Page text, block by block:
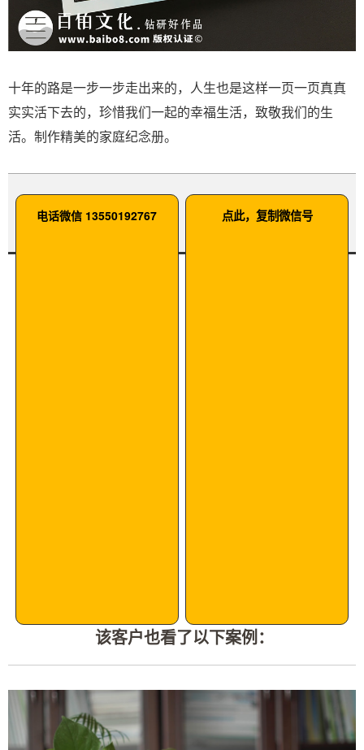
十年的路是一步一步走出来的，人生也是这样一页一页真真
实实活下去的，珍惜我们一起的幸福生活，致敬我们的生
活。制作精美的家庭纪念册。
电话微信 13550192767 点此，复制微信号
该客户也看了以下案例：